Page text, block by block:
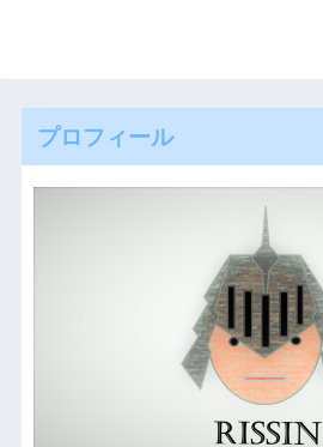
プロフィール